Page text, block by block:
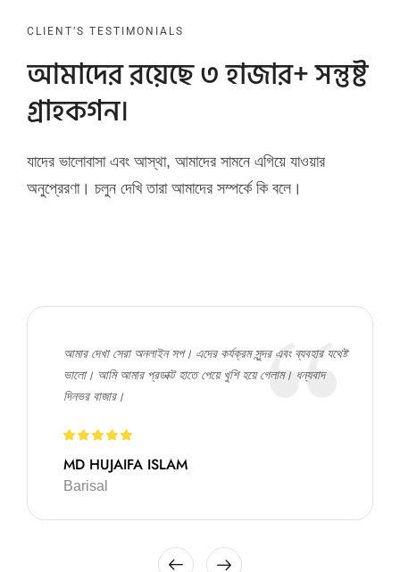
CLIENT’S TESTIMONIALS
আমাদের রয়েছে ৩ হাজার+ সন্তুষ্ট
গ্রাহকগন।
যাদের ভালোবাসা এবং আস্থা, আমাদের সামনে এগিয়ে যাওয়ার
অনুপ্রেরণা। চলুন দেখি তারা আমাদের সম্পর্কে কি বলে।
আমার দেখা সেরা অনলাইন সপ। এদের কর্যক্রম সুন্দর এবং ব্যবহার যথেষ্ট
ভালো। আমি আমার প্রডাক্ট হাতে পেয়ে খুশি হয়ে গেলাম। ধন্যবাদ
দিনভর বাজার।
MD HUJAIFA ISLAM
Barisal